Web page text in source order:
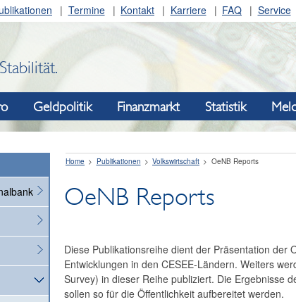
Termine Kontakt Karriere FAQ Service
Geldpolitik Finanzmarkt Statistik
Home Publikationen Volkswirtschaft OeNB Reports
OeNB Reports
Diese Publikationsreihe dient der Präsentation der
Entwicklungen in den CESEE-Ländern. Weiters
Survey) in dieser Reihe publiziert. Die Ergebnisse
sollen so für die Öffentlichkeit aufbereitet werden.